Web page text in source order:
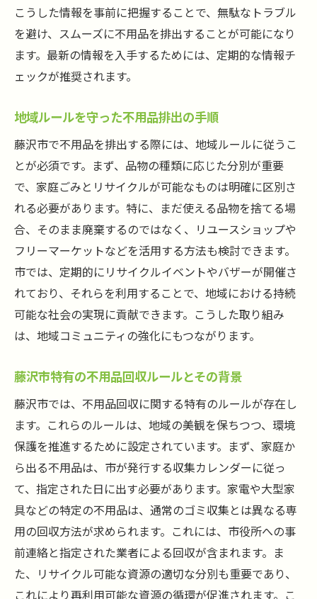
こうした情報を事前に把握することで、無駄なトラブル
を避け、スムーズに不用品を排出することが可能になり
ます。最新の情報を入手するためには、定期的な情報チ
ェックが推奨されます。
地域ルールを守った不用品排出の手順
藤沢市で不用品を排出する際には、地域ルールに従うこ
とが必須です。まず、品物の種類に応じた分別が重要
で、家庭ごみとリサイクルが可能なものは明確に区別さ
れる必要があります。特に、まだ使える品物を捨てる場
合、そのまま廃棄するのではなく、リユースショップや
フリーマーケットなどを活用する方法も検討できます。
市では、定期的にリサイクルイベントやバザーが開催さ
れており、それらを利用することで、地域における持続
可能な社会の実現に貢献できます。こうした取り組み
は、地域コミュニティの強化にもつながります。
藤沢市特有の不用品回収ルールとその背景
藤沢市では、不用品回収に関する特有のルールが存在し
ます。これらのルールは、地域の美観を保ちつつ、環境
保護を推進するために設定されています。まず、家庭か
ら出る不用品は、市が発行する収集カレンダーに従っ
て、指定された日に出す必要があります。家電や大型家
具などの特定の不用品は、通常のゴミ収集とは異なる専
用の回収方法が求められます。これには、市役所への事
前連絡と指定された業者による回収が含まれます。ま
た、リサイクル可能な資源の適切な分別も重要であり、
これにより再利用可能な資源の循環が促進されます。こ